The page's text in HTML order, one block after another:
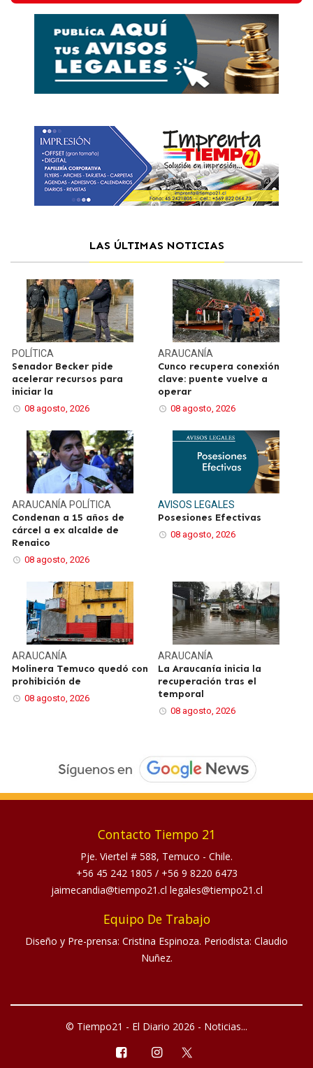
LAS ÚLTIMAS NOTICIAS
POLÍTICA
Senador Becker pide
acelerar recursos para
iniciar la
08 agosto, 2026
ARAUCANÍA
Cunco recupera conexión
clave: puente vuelve a
operar
08 agosto, 2026
ARAUCANÍA POLÍTICA
Condenan a 15 años de
cárcel a ex alcalde de
Renaico
08 agosto, 2026
AVISOS LEGALES
Posesiones Efectivas
08 agosto, 2026
ARAUCANÍA
Molinera Temuco quedó con
prohibición de
08 agosto, 2026
ARAUCANÍA
La Araucanía inicia la
recuperación tras el
temporal
08 agosto, 2026
Contacto Tiempo 21
Pje. Viertel # 588, Temuco - Chile.
+56 45 242 1805 / +56 9 8220 6473
jaimecandia@tiempo21.cl legales@tiempo21.cl
Equipo De Trabajo
Diseño y Pre-prensa: Cristina Espinoza. Periodista: Claudio
Nuñez.
© Tiempo21 - El Diario 2026 - Noticias...